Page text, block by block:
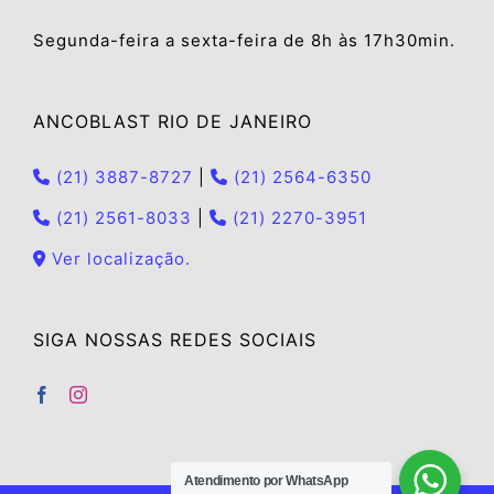
Segunda-feira a sexta-feira de 8h às 17h30min.
ANCOBLAST RIO DE JANEIRO
(21) 3887-8727
(21) 2564-6350
(21) 2561-8033
(21) 2270-3951
Ver localização.
SIGA NOSSAS REDES SOCIAIS
Atendimento por WhatsApp